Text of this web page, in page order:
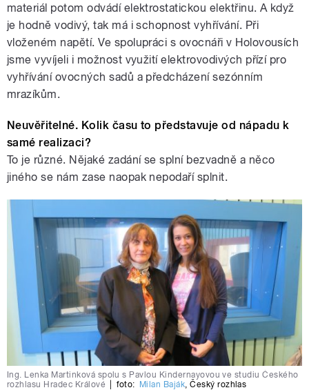
materiál potom odvádí elektrostatickou elektřinu. A když
je hodně vodivý, tak má i schopnost vyhřívání. Při
vloženém napětí. Ve spolupráci s ovocnáři v Holovousích
jsme vyvíjeli i možnost využití elektrovodivých přízí pro
vyhřívání ovocných sadů a předcházení sezónním
mrazíkům.
Neuvěřitelné. Kolik času to představuje od nápadu k
samé realizaci?
To je různé. Nějaké zadání se splní bezvadně a něco
jiného se nám zase naopak nepodaří splnit.
Ing. Lenka Martinková spolu s Pavlou Kindernayovou ve studiu Českého
rozhlasu Hradec Králové
foto: Milan Baják,Český rozhlas